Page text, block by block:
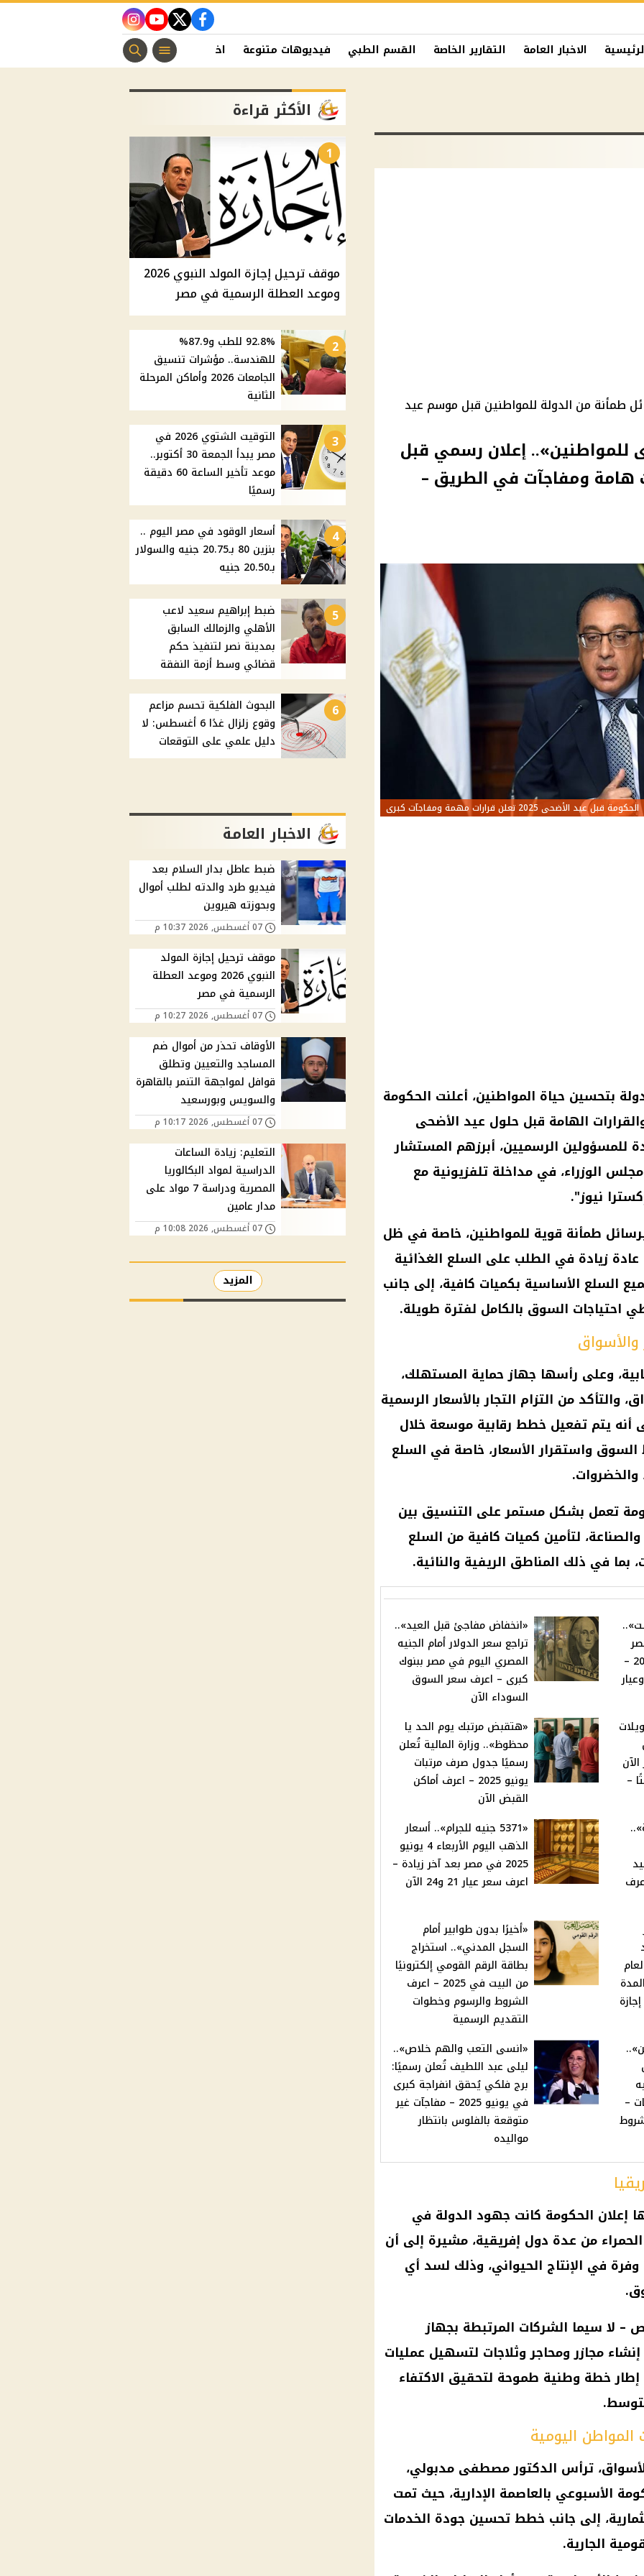
facebook
twitter
youtube
instagram
الاخبار العامة التقارير الخاصة القسم الطبي فيديوهات متنوعة اخبار الفن منوعات مسيحية
طمأنة من الدولة للمواطنين قبل موسم عيد
للمواطنين».. إعلان رسمي قبل
هامة ومفاجآت في الطريق –
الحكومة قبل عيد الأضحى 2025 تعلن قرارات مهمة ومفاجآت كبرى
بتحسين حياة المواطنين، أعلنت الحكومة
الهامة قبل حلول عيد الأضحى
للمسؤولين الرسميين، أبرزهم المستشار
الوزراء، في مداخلة تلفزيونية مع
نيوز".
طمأنة قوية للمواطنين، خاصة في ظل
زيادة في الطلب على السلع الغذائية
السلع الأساسية بكميات كافية، إلى جانب
احتياجات السوق بالكامل لفترة طويلة.
وعلى رأسها جهاز حماية المستهلك،
من التزام التجار بالأسعار الرسمية
أنه يتم تفعيل خطط رقابية موسعة خلال
السوق واستقرار الأسعار، خاصة في السلع
والخضروات.
تعمل بشكل مستمر على التنسيق بين
والصناعة، لتأمين كميات كافية من السلع
في ذلك المناطق الريفية والنائية.
مساء الأربعاء 4 يونيو 2025 –
«انخفاض مفاجئ قبل العيد»..
تراجع سعر الدولار أمام الجنيه
المصري اليوم في مصر ببنوك
كبرى – اعرف سعر السوق
السوداء الآن
–
«هتقبض مرتبك يوم الحد يا
محظوظ».. وزارة المالية تُعلن
رسميًا جدول صرف مرتبات
يونيو 2025 – اعرف أماكن
القبض الآن
– اعرف
«5371 جنيه للجرام».. أسعار
الذهب اليوم الأربعاء 4 يونيو
2025 في مصر بعد آخر زيادة –
اعرف سعر عيار 21 و24 الآن
العام
«أخيرًا بدون طوابير أمام
السجل المدني».. استخراج
بطاقة الرقم القومي إلكترونيًا
من البيت في 2025 – اعرف
الشروط والرسوم وخطوات
التقديم الرسمية
–
«انسى التعب والهم خلاص»..
ليلى عبد اللطيف تُعلن رسميًا:
برج فلكي يُحقق انفراجة كبرى
في يونيو 2025 – مفاجآت غير
متوقعة بالفلوس بانتظار
مواليده
إعلان الحكومة كانت جهود الدولة في
من عدة دول إفريقية، مشيرة إلى أن
في الإنتاج الحيواني، وذلك لسد أي
– لا سيما الشركات المرتبطة بجهاز
مجازر ومحاجر وثلاجات لتسهيل عمليات
إطار خطة وطنية طموحة لتحقيق الاكتفاء
اليومية
ترأس الدكتور مصطفى مدبولي،
الأسبوعي بالعاصمة الإدارية، حيث تمت
إلى جانب خطط تحسين جودة الخدمات
الجارية.
الأكثر قراءة
1
موقف ترحيل إجازة المولد النبوي 2026
وموعد العطلة الرسمية في مصر
2
92.8% للطب و87.9%
للهندسة.. مؤشرات تنسيق
الجامعات 2026 وأماكن المرحلة
الثانية
3
التوقيت الشتوي 2026 في
مصر يبدأ الجمعة 30 أكتوبر..
موعد تأخير الساعة 60 دقيقة
رسميًا
4
أسعار الوقود في مصر اليوم ..
بنزين 80 بـ20.75 جنيه والسولار
بـ20.50 جنيه
5
ضبط إبراهيم سعيد لاعب
الأهلي والزمالك السابق
بمدينة نصر لتنفيذ حكم
قضائي وسط أزمة النفقة
6
البحوث الفلكية تحسم مزاعم
وقوع زلزال غدًا 6 أغسطس: لا
دليل علمي على التوقعات
الاخبار العامة
ضبط عاطل بدار السلام بعد
فيديو طرد والدته لطلب أموال
وبحوزته هيروين
07 أغسطس, 2026 10:37 م
موقف ترحيل إجازة المولد
النبوي 2026 وموعد العطلة
الرسمية في مصر
07 أغسطس, 2026 10:27 م
الأوقاف تحذر من أموال ضم
المساجد والتعيين وتطلق
قوافل لمواجهة التنمر بالقاهرة
والسويس وبورسعيد
07 أغسطس, 2026 10:17 م
التعليم: زيادة الساعات
الدراسية لمواد البكالوريا
المصرية ودراسة 7 مواد على
مدار عامين
07 أغسطس, 2026 10:08 م
المزيد